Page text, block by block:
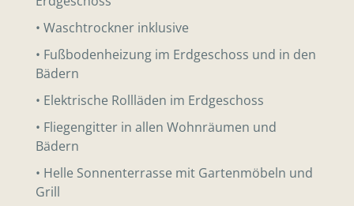
• Waschtrockner inklusive
• Fußbodenheizung im Erdgeschoss und in den
Bädern
• Elektrische Rollläden im Erdgeschoss
• Fliegengitter in allen Wohnräumen und
Bädern
• Helle Sonnenterrasse mit Gartenmöbeln und
Grill